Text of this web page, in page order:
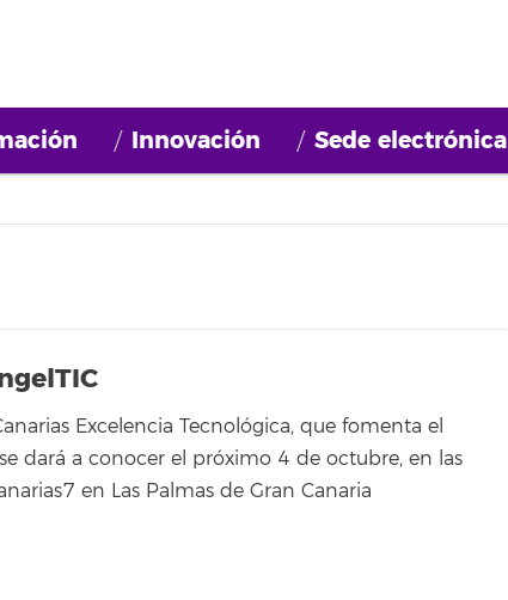
Innovación Sede electrónica
Excelencia Tecnológica, que fomenta el
dará a conocer el próximo 4 de octubre, en las
en Las Palmas de Gran Canaria